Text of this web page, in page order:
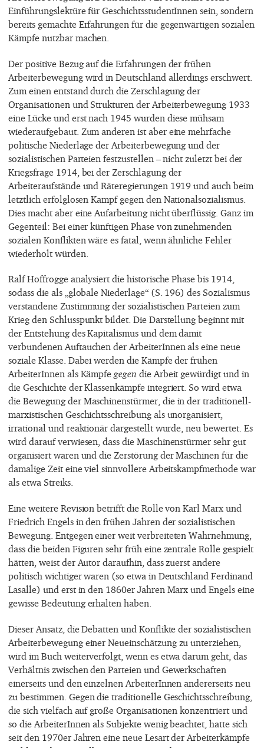
Einführungslektüre für GeschichtsstudentInnen sein, sondern
bereits gemachte Erfahrungen für die gegenwärtigen sozialen
Kämpfe nutzbar machen.
Der positive Bezug auf die Erfahrungen der frühen
Arbeiterbewegung wird in Deutschland allerdings erschwert.
Zum einen entstand durch die Zerschlagung der
Organisationen und Strukturen der Arbeiterbewegung 1933
eine Lücke und erst nach 1945 wurden diese mühsam
wiederaufgebaut. Zum anderen ist aber eine mehrfache
politische Niederlage der Arbeiterbewegung und der
sozialistischen Parteien festzustellen – nicht zuletzt bei der
Kriegsfrage 1914, bei der Zerschlagung der
Arbeiteraufstände und Räteregierungen 1919 und auch beim
letztlich erfolglosen Kampf gegen den Nationalsozialismus.
Dies macht aber eine Aufarbeitung nicht überflüssig. Ganz im
Gegenteil: Bei einer künftigen Phase von zunehmenden
sozialen Konflikten wäre es fatal, wenn ähnliche Fehler
wiederholt würden.
Ralf Hoffrogge analysiert die historische Phase bis 1914,
sodass die als „globale Niederlage“ (S. 196) des Sozialismus
verstandene Zustimmung der sozialistischen Parteien zum
Krieg den Schlusspunkt bildet. Die Darstellung beginnt mit
der Entstehung des Kapitalismus und dem damit
verbundenen Auftauchen der ArbeiterInnen als eine neue
soziale Klasse. Dabei werden die Kämpfe der frühen
ArbeiterInnen als Kämpfegegen die Arbeit gewürdigt und in
die Geschichte der Klassenkämpfe integriert. So wird etwa
die Bewegung der Maschinenstürmer, die in der traditionell-
marxistischen Geschichtsschreibung als unorganisiert,
irrational und reaktionär dargestellt wurde, neu bewertet. Es
wird darauf verwiesen, dass die Maschinenstürmer sehr gut
organisiert waren und die Zerstörung der Maschinen für die
damalige Zeit eine viel sinnvollere Arbeitskampfmethode war
als etwa Streiks.
Eine weitere Revision betrifft die Rolle von Karl Marx und
Friedrich Engels in den frühen Jahren der sozialistischen
Bewegung. Entgegen einer weit verbreiteten Wahrnehmung,
dass die beiden Figuren sehr früh eine zentrale Rolle gespielt
hätten, weist der Autor daraufhin, dass zuerst andere
politisch wichtiger waren (so etwa in Deutschland Ferdinand
Lasalle) und erst in den 1860er Jahren Marx und Engels eine
gewisse Bedeutung erhalten haben.
Dieser Ansatz, die Debatten und Konflikte der sozialistischen
Arbeiterbewegung einer Neueinschätzung zu unterziehen,
wird im Buch weiterverfolgt, wenn es etwa darum geht, das
Verhältnis zwischen den Parteien und Gewerkschaften
einerseits und den einzelnen ArbeiterInnen andererseits neu
zu bestimmen. Gegen die traditionelle Geschichtsschreibung,
die sich vielfach auf große Organisationen konzentriert und
so die ArbeiterInnen als Subjekte wenig beachtet, hatte sich
seit den 1970er Jahren eine neue Lesart der Arbeiterkämpfe